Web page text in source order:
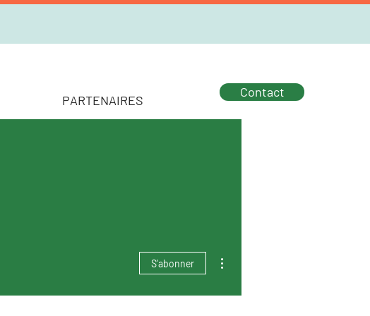
PARTENAIRES
Contact
S'abonner